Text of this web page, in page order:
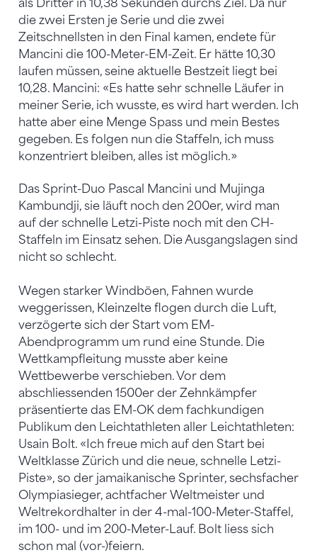
als Dritter in 10,38 Sekunden durchs Ziel. Da nur
die zwei Ersten je Serie und die zwei
Zeitschnellsten in den Final kamen, endete für
Mancini die 100-Meter-EM-Zeit. Er hätte 10,30
laufen müssen, seine aktuelle Bestzeit liegt bei
10,28. Mancini: «Es hatte sehr schnelle Läufer in
meiner Serie, ich wusste, es wird hart werden. Ich
hatte aber eine Menge Spass und mein Bestes
gegeben. Es folgen nun die Staffeln, ich muss
konzentriert bleiben, alles ist möglich.»
Das Sprint-Duo Pascal Mancini und Mujinga
Kambundji, sie läuft noch den 200er, wird man
auf der schnelle Letzi-Piste noch mit den CH-
Staffeln im Einsatz sehen. Die Ausgangslagen sind
nicht so schlecht.
Wegen starker Windböen, Fahnen wurde
weggerissen, Kleinzelte flogen durch die Luft,
verzögerte sich der Start vom EM-
Abendprogramm um rund eine Stunde. Die
Wettkampfleitung musste aber keine
Wettbewerbe verschieben. Vor dem
abschliessenden 1500er der Zehnkämpfer
präsentierte das EM-OK dem fachkundigen
Publikum den Leichtathleten aller Leichtathleten:
Usain Bolt. «Ich freue mich auf den Start bei
Weltklasse Zürich und die neue, schnelle Letzi-
Piste», so der jamaikanische Sprinter, sechsfacher
Olympiasieger, achtfacher Weltmeister und
Weltrekordhalter in der 4-mal-100-Meter-Staffel,
im 100- und im 200-Meter-Lauf. Bolt liess sich
schon mal (vor-)feiern.